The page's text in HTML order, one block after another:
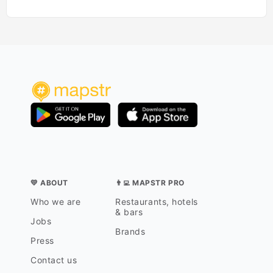
💛 ABOUT
Who we are
Jobs
Press
Contact us
👨‍💻 MAPSTR PRO
Restaurants, hotels
& bars
Brands